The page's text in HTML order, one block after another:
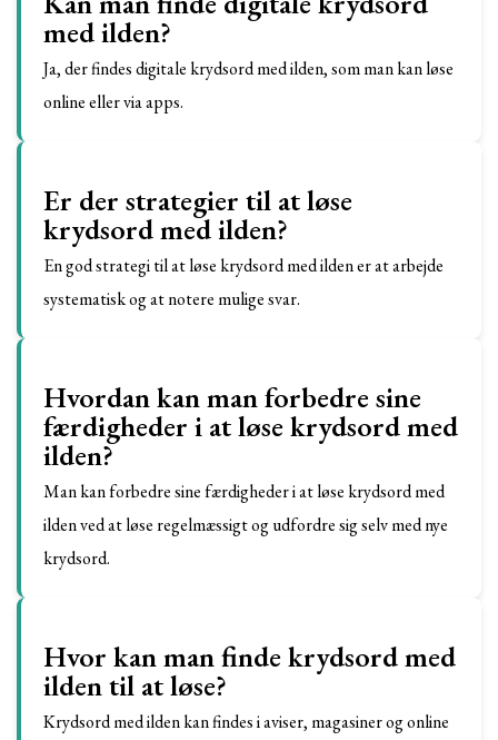
med ilden?
Ja, der findes digitale krydsord med ilden, som man kan løse
online eller via apps.
Er der strategier til at løse
krydsord med ilden?
En god strategi til at løse krydsord med ilden er at arbejde
systematisk og at notere mulige svar.
Hvordan kan man forbedre sine
færdigheder i at løse krydsord med
ilden?
Man kan forbedre sine færdigheder i at løse krydsord med
ilden ved at løse regelmæssigt og udfordre sig selv med nye
krydsord.
Hvor kan man finde krydsord med
ilden til at løse?
Krydsord med ilden kan findes i aviser, magasiner og online